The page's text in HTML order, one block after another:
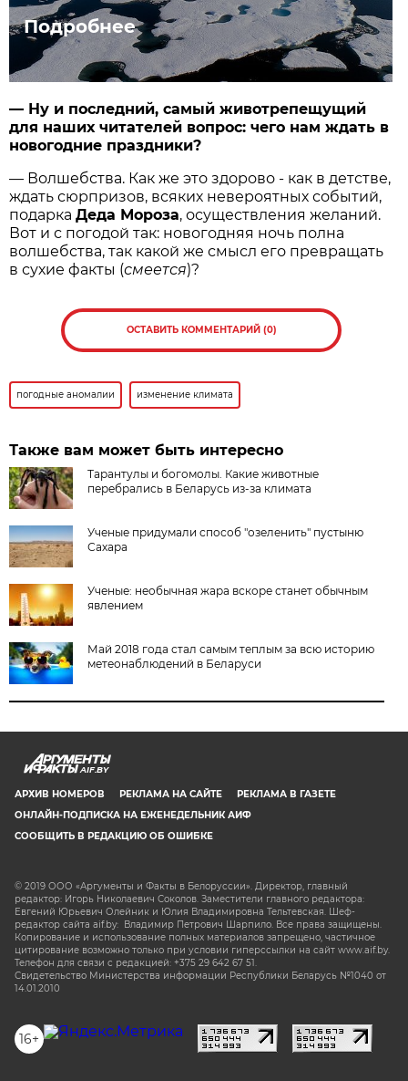
Подробнее
— Ну и последний, самый животрепещущий
для наших читателей вопрос: чего нам ждать в
новогодние праздники?
— Волшебства. Как же это здорово - как в детстве,
ждать сюрпризов, всяких невероятных событий,
подаркаДеда Мороза, осуществления желаний.
Вот и с погодой так: новогодняя ночь полна
волшебства, так какой же смысл его превращать
в сухие факты (смеется)?
ОСТАВИТЬ КОММЕНТАРИЙ (0)
погодные аномалии изменение климата
Также вам может быть интересно
Тарантулы и богомолы. Какие животные
перебрались в Беларусь из-за климата
Ученые придумали способ "озеленить" пустыню
Сахара
Ученые: необычная жара вскоре станет обычным
явлением
Май 2018 года стал самым теплым за всю историю
метеонаблюдений в Беларуси
AIF.BY
АРХИВ НОМЕРОВ РЕКЛАМА НА САЙТЕ
РЕКЛАМА В ГАЗЕТЕ
ОНЛАЙН-ПОДПИСКА НА ЕЖЕНЕДЕЛЬНИК АИФ
СООБЩИТЬ В РЕДАКЦИЮ ОБ ОШИБКЕ
© 2019 ООО «Аргументы и Факты в Белоруссии». Директор, главный
редактор: Игорь Николаевич Соколов. Заместители главного редактора:
Евгений Юрьевич Олейник и Юлия Владимировна Тельтевская. Шеф-
редактор сайта aif.by: Владимир Петрович Шарпило. Все права защищены.
Копирование и использование полных материалов запрещено, частичное
цитирование возможно только при условии гиперссылки на сайт www.aif.by.
Телефон для связи с редакцией: +375 29 642 67 51.
Свидетельство Министерства информации Республики Беларусь №1040 от
14.01.2010
16+